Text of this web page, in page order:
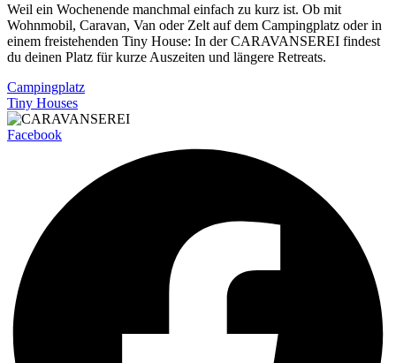
Weil ein Wochenende manchmal einfach zu kurz ist. Ob mit
Wohnmobil, Caravan, Van oder Zelt auf dem Campingplatz oder in
einem freistehenden Tiny House: In der CARAVANSEREI findest
du deinen Platz für kurze Auszeiten und längere Retreats.
Campingplatz
Tiny Houses
Facebook